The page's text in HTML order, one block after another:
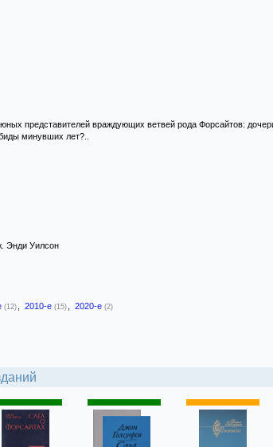
представителей враждующих ветвей рода Форсайтов:
минувших лет?..
Энди Уилсон
(12) 2010-е (15) 2020-е (2)